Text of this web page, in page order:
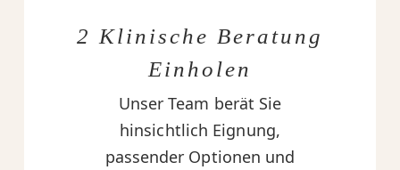
2 Klinische Beratung
Einholen
Unser Team berät Sie
hinsichtlich Eignung,
passender Optionen und